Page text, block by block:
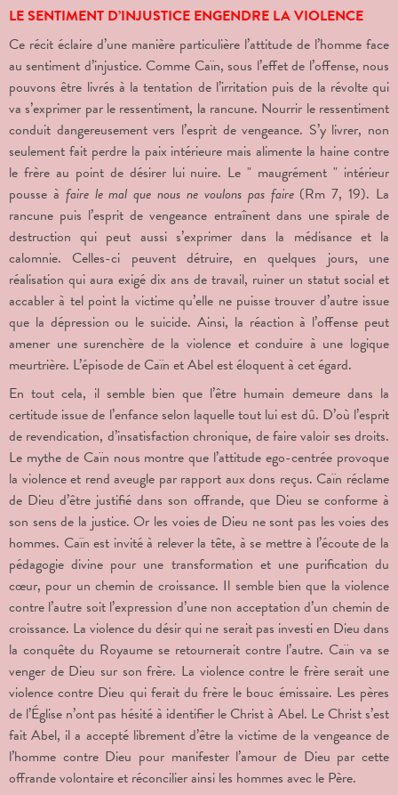
LE SENTIMENT D’INJUSTICE ENGENDRE LA VIOLENCE
Ce récit éclaire d’une manière particulière l’attitude de l’homme face
au sentiment d’injustice. Comme Caïn, sous l’effet de l’offense, nous
pouvons être livrés à la tentation de l’irritation puis de la révolte qui
va s’exprimer par le ressentiment, la rancune. Nourrir le ressentiment
conduit dangereusement vers l’esprit de vengeance. S’y livrer, non
seulement fait perdre la paix intérieure mais alimente la haine contre
le frère au point de désirer lui nuire. Le " maugrément " intérieur
pousse à faire le mal que nous ne voulons pas faire (Rm 7, 19). La
rancune puis l’esprit de vengeance entraînent dans une spirale de
destruction qui peut aussi s’exprimer dans la médisance et la
calomnie. Celles-ci peuvent détruire, en quelques jours, une
réalisation qui aura exigé dix ans de travail, ruiner un statut social et
accabler à tel point la victime qu’elle ne puisse trouver d’autre issue
que la dépression ou le suicide. Ainsi, la réaction à l’offense peut
amener une surenchère de la violence et conduire à une logique
meurtrière. L’épisode de Caïn et Abel est éloquent à cet égard.
En tout cela, il semble bien que l’être humain demeure dans la
certitude issue de l’enfance selon laquelle tout lui est dû. D’où l’esprit
de revendication, d’insatisfaction chronique, de faire valoir ses droits.
Le mythe de Caïn nous montre que l’attitude ego-centrée provoque
la violence et rend aveugle par rapport aux dons reçus. Caïn réclame
de Dieu d’être justifié dans son offrande, que Dieu se conforme à
son sens de la justice. Or les voies de Dieu ne sont pas les voies des
hommes. Caïn est invité à relever la tête, à se mettre à l’écoute de la
pédagogie divine pour une transformation et une purification du
cœur, pour un chemin de croissance. Il semble bien que la violence
contre l’autre soit l’expression d’une non acceptation d’un chemin de
croissance. La violence du désir qui ne serait pas investi en Dieu dans
la conquête du Royaume se retournerait contre l’autre. Caïn va se
venger de Dieu sur son frère. La violence contre le frère serait une
violence contre Dieu qui ferait du frère le bouc émissaire. Les pères
de l’Église n’ont pas hésité à identifier le Christ à Abel. Le Christ s’est
fait Abel, il a accepté librement d’être la victime de la vengeance de
l’homme contre Dieu pour manifester l’amour de Dieu par cette
offrande volontaire et réconcilier ainsi les hommes avec le Père.